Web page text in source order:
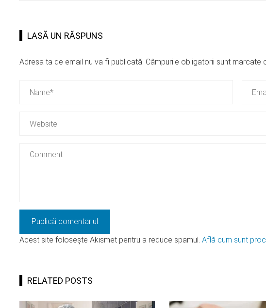
LASĂ UN RĂSPUNS
Adresa ta de email nu va fi publicată. Câmpurile obligatorii sunt marcate
Acest site folosește Akismet pentru a reduce spamul. Află cum sunt
RELATED POSTS